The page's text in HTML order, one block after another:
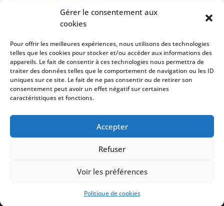
Gérer le consentement aux
cookies
Pour offrir les meilleures expériences, nous utilisons des technologies
telles que les cookies pour stocker et/ou accéder aux informations des
appareils. Le fait de consentir à ces technologies nous permettra de
traiter des données telles que le comportement de navigation ou les ID
uniques sur ce site. Le fait de ne pas consentir ou de retirer son
consentement peut avoir un effet négatif sur certaines
caractéristiques et fonctions.
Accepter
Refuser
Voir les préférences
Politique de cookies
Bravo à Justine, qui remporte le
championnat de Normandie en
M20 au Fleuret
Copyright © 2023USM Vire| Développé par
confidentialité